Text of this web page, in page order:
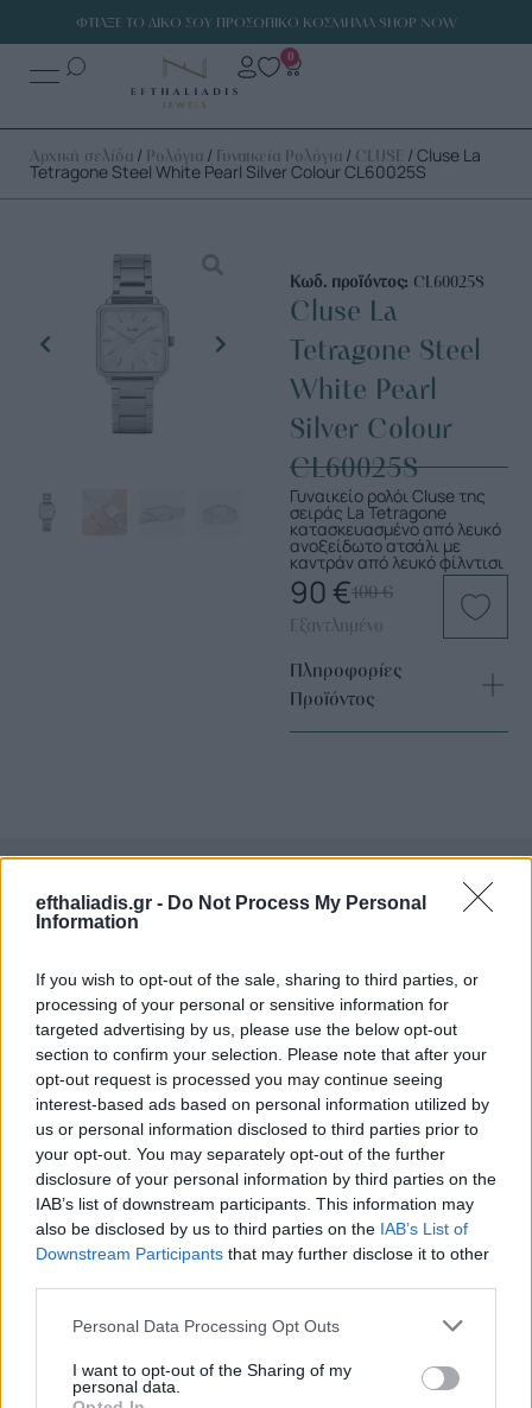
efthaliadis.gr - Do Not Process My Personal
Information
If you wish to opt-out of the sale, sharing to third parties, or
processing of your personal or sensitive information for
targeted advertising by us, please use the below opt-out
section to confirm your selection. Please note that after your
opt-out request is processed you may continue seeing
interest-based ads based on personal information utilized by
us or personal information disclosed to third parties prior to
your opt-out. You may separately opt-out of the further
disclosure of your personal information by third parties on the
IAB’s list of downstream participants. This information may
also be disclosed by us to third parties on the IAB’s List of
Downstream Participants that may further disclose it to other
Personal Data Processing Opt Outs
I want to opt-out of the Sharing of my
personal data.
ΦΤΙΑΞΕ ΤΟ ΔΙΚΟ ΣΟΥ ΠΡΟΣΩΠΙΚΟ ΚΟΣΜΗΜΑ SHOP NOW
0
Αρχική σελίδα / Ρολόγια / Γυναικεία Ρολόγια / CLUSE / Cluse La
Tetragone Steel White Pearl Silver Colour CL60025S
Κωδ. προϊόντος: CL60025S
Cluse La
Tetragone Steel
White Pearl
Silver Colour
CL60025S
Γυναικείο ρολόι Cluse της
σειράς La Tetragone
κατασκευασμένο από λευκό
ανοξείδωτο ατσάλι με
καντράν από λευκό φίλντισι
100€
90 €
Εξαντλημένο
Πληροφορίες
Προϊόντος
Επιλογές Που Ταιριάζουν
Ανακαλύψτε τα κοσμήματα που αγαπήθηκαν περισσότερο!
Εδώ θα βρείτε τις κορυφαίες επιλογές που ξεχωρίζουν για
το μοναδικό τους στυλ και την εξαιρετική τους ποιότητα.
ΑΝΟΞΕΊΔΩΤΟ ΑΤΣΆΛΙ -10%